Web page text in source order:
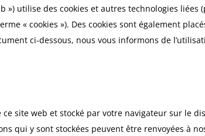
») utilise des cookies et autres technologies liées
« cookies »). Des cookies sont également
ci-dessous, nous vous informons de
site web et stocké par votre navigateur sur le
qui y sont stockées peuvent être renvoyées à